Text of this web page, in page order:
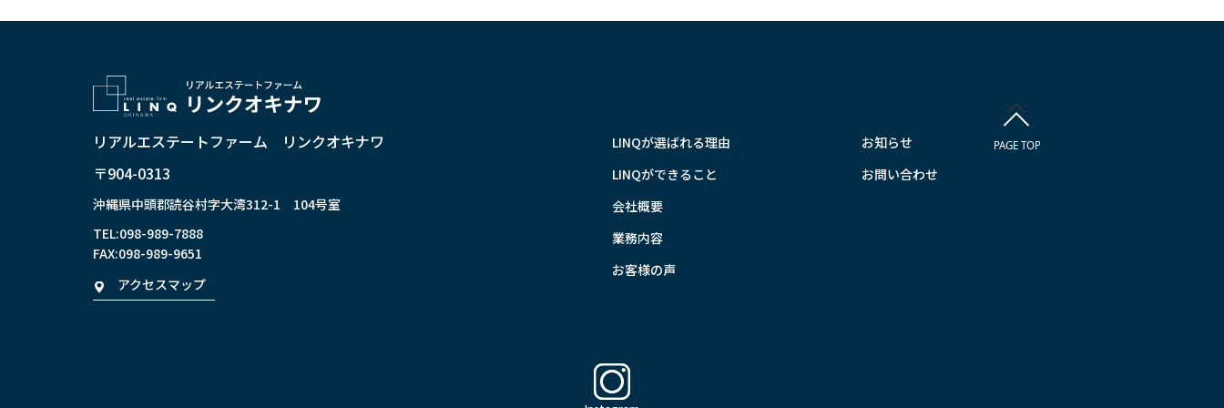
リアルエステートファーム リンクオキナワ
〒904-0313
沖縄県中頭郡読谷村字大湾312-1 104号室
TEL:098-989-7888
FAX:098-989-9651
アクセスマップ
LINQが選ばれる理由
LINQができること
会社概要
業務内容
お客様の声
お知らせ
お問い合わせ